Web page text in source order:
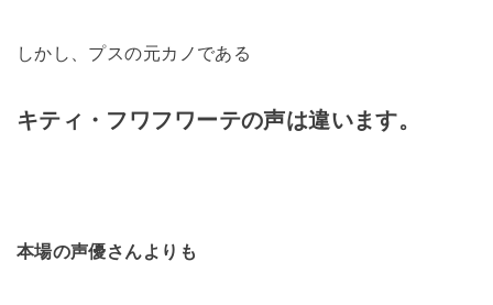
しかし、プスの元カノである
キティ・フワフワーテの声は違います。
本場の声優さんよりも